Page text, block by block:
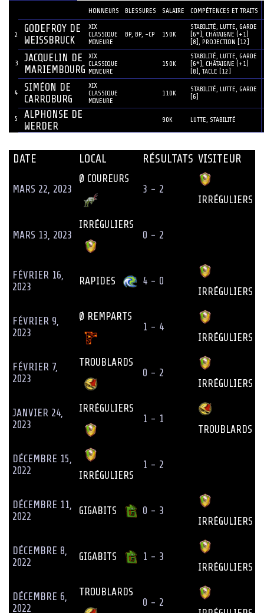
HONNEURS BLESSURES SALAIRE COMPÉTENCES ET TRAITS
2
GODEFROY DE
WEISSBRUCK
XIX
CLASSIQUE
MINEURE
BP, BP, -CP 150K
STABILITÉ, LUTTE, GARDE
[6*], CHÂTAIGNE (+1)
[8], PROJECTION [12]
3
JACQUELIN DE
MARIEMBOURG
XIX
CLASSIQUE
MINEURE
150K
STABILITÉ, LUTTE, GARDE
[6*], CHÂTAIGNE (+1)
[8], TACLE [12]
4
SIMÉON DE
CARROBURG
XIX
CLASSIQUE
MINEURE
110K
STABILITÉ, LUTTE, GARDE
[6]
5
ALPHONSE DE
WERDER
90K LUTTE, STABILITÉ
DATE LOCAL RÉSULTATS VISITEUR
MARS 22, 2023
Ø COUREURS
3 - 2
IRRÉGULIERS
MARS 13, 2023
IRRÉGULIERS
0 - 2
FÉVRIER 16,
2023
RAPIDES
4 - 0
IRRÉGULIERS
FÉVRIER 9,
2023
Ø REMPARTS
1 - 4
IRRÉGULIERS
FÉVRIER 7,
2023
TROUBLARDS
0 - 2
IRRÉGULIERS
JANVIER 24,
2023
IRRÉGULIERS
1 - 1
TROUBLARDS
DÉCEMBRE 15,
2022
IRRÉGULIERS
1 - 2
DÉCEMBRE 11,
2022
GIGABITS
0 - 3
IRRÉGULIERS
DÉCEMBRE 8,
2022
GIGABITS
1 - 3
IRRÉGULIERS
DÉCEMBRE 6,
2022
TROUBLARDS
0 - 2